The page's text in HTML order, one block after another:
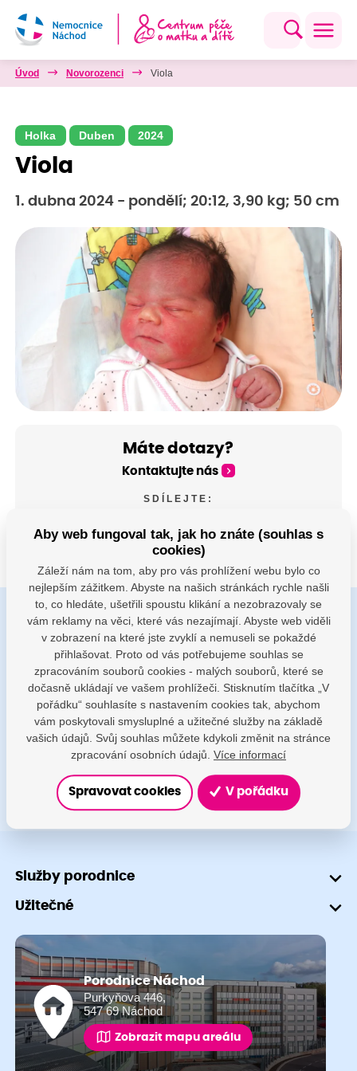
Úvod Novorozenci Viola
Holka Duben 2024
Viola
1. dubna 2024 - pondělí; 20:12, 3,90 kg; 50 cm
Máte dotazy?
Kontaktujte nás
SDÍLEJTE:
Buďte s námi v kontaktu
Jsme k dispozici pokud potřebujete pomoci
porodnice@nemocnicenachod.cz
+420 491 601 745
Služby porodnice
Užitečné
Porodnice Náchod
Purkyňova 446,
547 69 Náchod
Zobrazit mapu areálu
Aby web fungoval tak, jak ho znáte (souhlas s
cookies)
Záleží nám na tom, aby pro vás prohlížení webu bylo co
nejlepším zážitkem. Abyste na našich stránkách rychle našli
to, co hledáte, ušetřili spoustu klikání a nezobrazovaly se
vám reklamy na věci, které vás nezajímají. Abyste web viděli
v zobrazení na které jste zvyklí a nemuseli se pokaždé
přihlašovat. Proto od vás potřebujeme souhlas se
zpracováním souborů cookies - malých souborů, které se
dočasně ukládají ve vašem prohlížeči. Stisknutím tlačítka „V
pořádku“ souhlasíte s nastavením cookies tak, abychom
vám poskytovali smysluplné a užitečné služby na základě
vašich údajů. Svůj souhlas můžete kdykoli změnit na stránce
zpracování osobních údajů. Více informací
Spravovat cookies V pořádku